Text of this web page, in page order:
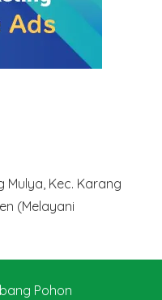
Mulya, Kec. Karang
(Melayani
Pohon